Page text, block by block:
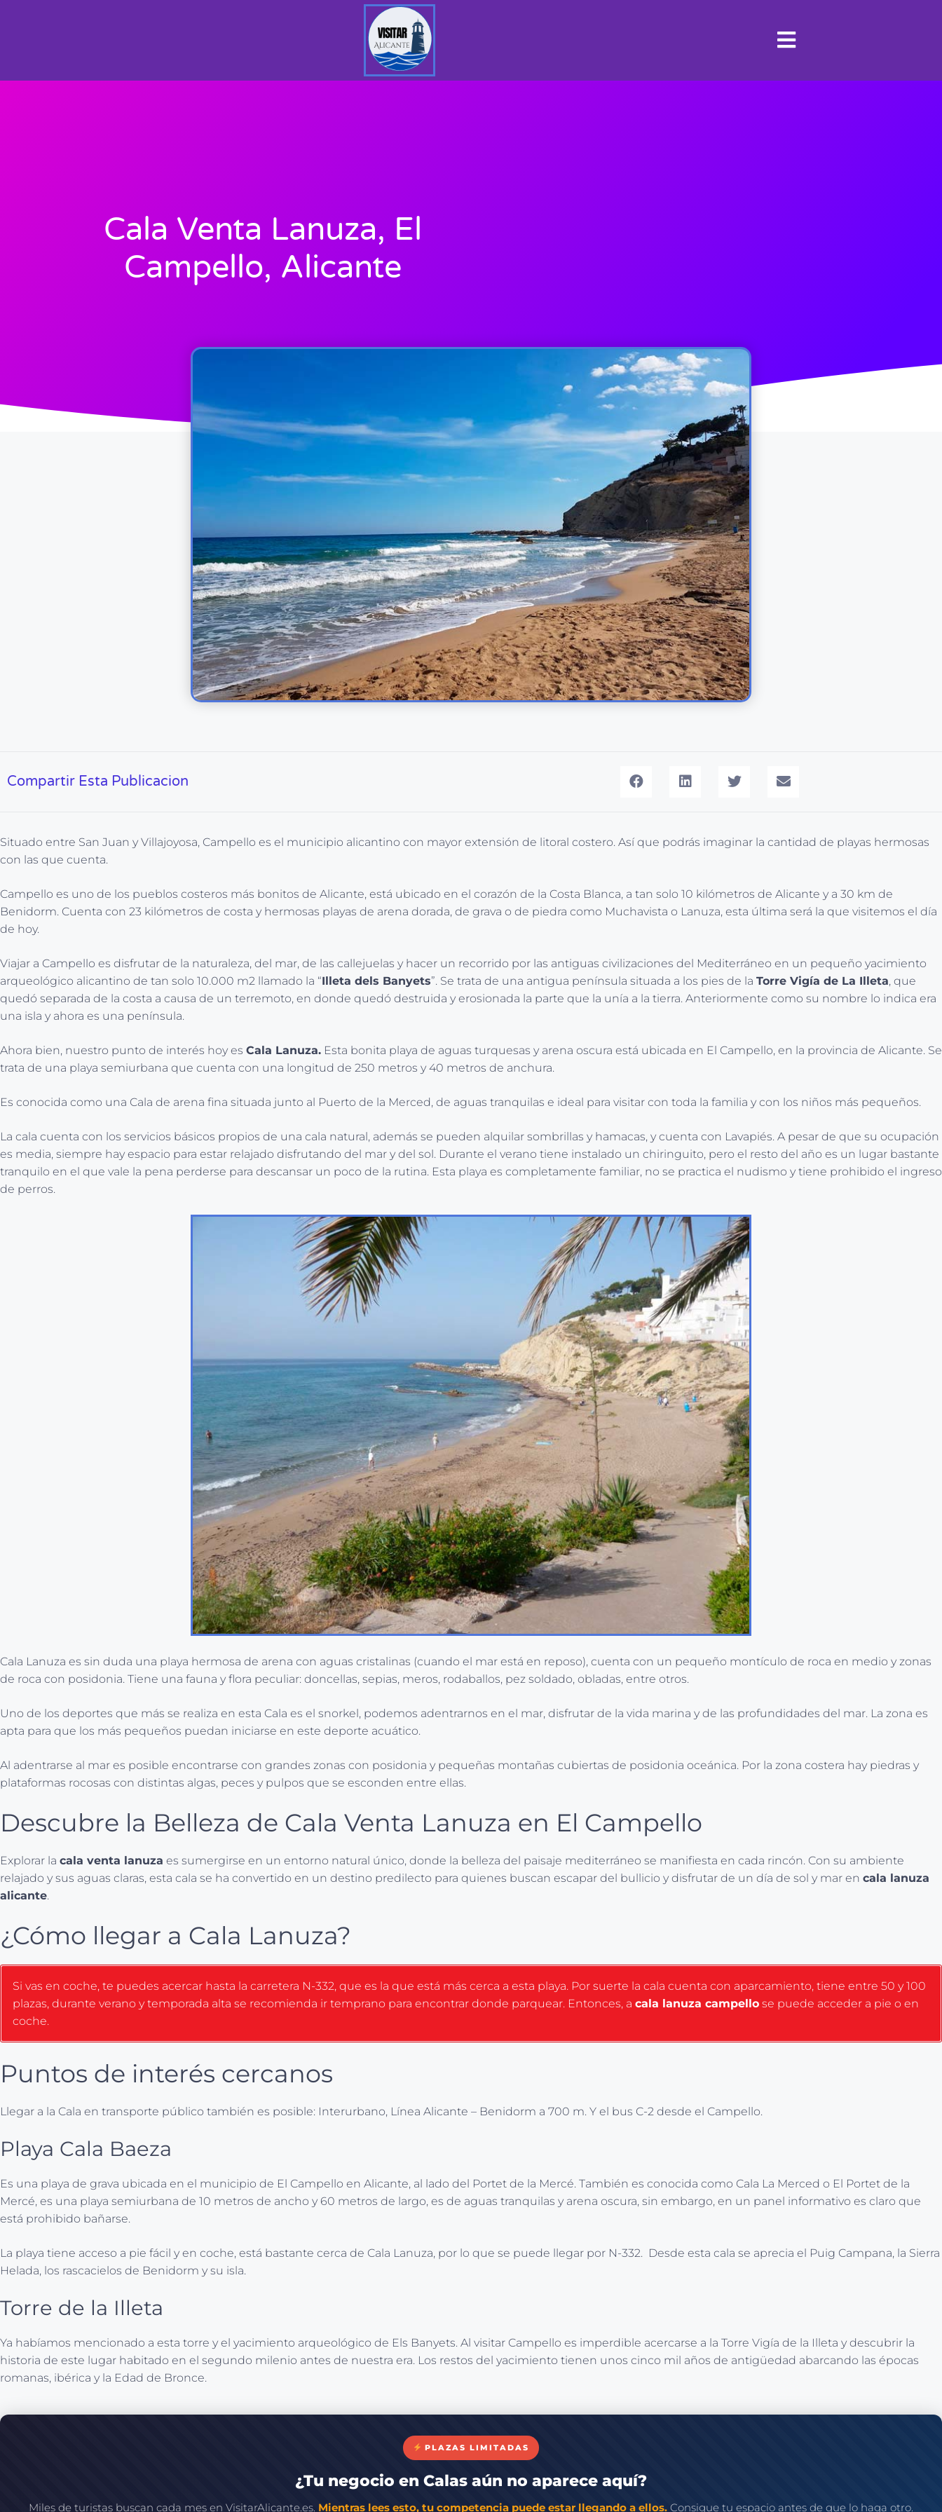
Cala Venta Lanuza, El
Campello, Alicante
Compartir Esta Publicacion
Situado entre San Juan y Villajoyosa, Campello es el municipio alicantino con mayor extensión de litoral costero. Así que podrás imaginar la cantidad de playas hermosas
con las que cuenta.
Campello es uno de los pueblos costeros más bonitos de Alicante, está ubicado en el corazón de la Costa Blanca, a tan solo 10 kilómetros de Alicante y a 30 km de
Benidorm. Cuenta con 23 kilómetros de costa y hermosas playas de arena dorada, de grava o de piedra como Muchavista o Lanuza, esta última será la que visitemos el día
de hoy.
Viajar a Campello es disfrutar de la naturaleza, del mar, de las callejuelas y hacer un recorrido por las antiguas civilizaciones del Mediterráneo en un pequeño yacimiento
arqueológico alicantino de tan solo 10.000 m2 llamado la “Illeta dels Banyets”. Se trata de una antigua península situada a los pies de la Torre Vigía de La Illeta, que
quedó separada de la costa a causa de un terremoto, en donde quedó destruida y erosionada la parte que la unía a la tierra. Anteriormente como su nombre lo indica era
una isla y ahora es una península.
Ahora bien, nuestro punto de interés hoy es Cala Lanuza. Esta bonita playa de aguas turquesas y arena oscura está ubicada en El Campello, en la provincia de Alicante. Se
trata de una playa semiurbana que cuenta con una longitud de 250 metros y 40 metros de anchura.
Es conocida como una Cala de arena fina situada junto al Puerto de la Merced, de aguas tranquilas e ideal para visitar con toda la familia y con los niños más pequeños.
La cala cuenta con los servicios básicos propios de una cala natural, además se pueden alquilar sombrillas y hamacas, y cuenta con Lavapiés. A pesar de que su ocupación
es media, siempre hay espacio para estar relajado disfrutando del mar y del sol. Durante el verano tiene instalado un chiringuito, pero el resto del año es un lugar bastante
tranquilo en el que vale la pena perderse para descansar un poco de la rutina. Esta playa es completamente familiar, no se practica el nudismo y tiene prohibido el ingreso
de perros.
Cala Lanuza es sin duda una playa hermosa de arena con aguas cristalinas (cuando el mar está en reposo), cuenta con un pequeño montículo de roca en medio y zonas
de roca con posidonia. Tiene una fauna y flora peculiar: doncellas, sepias, meros, rodaballos, pez soldado, obladas, entre otros.
Uno de los deportes que más se realiza en esta Cala es el snorkel, podemos adentrarnos en el mar, disfrutar de la vida marina y de las profundidades del mar. La zona es
apta para que los más pequeños puedan iniciarse en este deporte acuático.
Al adentrarse al mar es posible encontrarse con grandes zonas con posidonia y pequeñas montañas cubiertas de posidonia oceánica. Por la zona costera hay piedras y
plataformas rocosas con distintas algas, peces y pulpos que se esconden entre ellas.
Descubre la Belleza de Cala Venta Lanuza en El Campello
Explorar la cala venta lanuza es sumergirse en un entorno natural único, donde la belleza del paisaje mediterráneo se manifiesta en cada rincón. Con su ambiente
relajado y sus aguas claras, esta cala se ha convertido en un destino predilecto para quienes buscan escapar del bullicio y disfrutar de un día de sol y mar en cala lanuza
alicante.
¿Cómo llegar a Cala Lanuza?
Si vas en coche, te puedes acercar hasta la carretera N-332, que es la que está más cerca a esta playa. Por suerte la cala cuenta con aparcamiento, tiene entre 50 y 100
plazas, durante verano y temporada alta se recomienda ir temprano para encontrar donde parquear. Entonces, a cala lanuza campello se puede acceder a pie o en
coche.
Puntos de interés cercanos
Llegar a la Cala en transporte público también es posible: Interurbano, Línea Alicante – Benidorm a 700 m. Y el bus C-2 desde el Campello.
Playa Cala Baeza
Es una playa de grava ubicada en el municipio de El Campello en Alicante, al lado del Portet de la Mercé. También es conocida como Cala La Merced o El Portet de la
Mercé, es una playa semiurbana de 10 metros de ancho y 60 metros de largo, es de aguas tranquilas y arena oscura, sin embargo, en un panel informativo es claro que
está prohibido bañarse.
La playa tiene acceso a pie fácil y en coche, está bastante cerca de Cala Lanuza, por lo que se puede llegar por N-332. Desde esta cala se aprecia el Puig Campana, la Sierra
Helada, los rascacielos de Benidorm y su isla.
Torre de la Illeta
Ya habíamos mencionado a esta torre y el yacimiento arqueológico de Els Banyets. Al visitar Campello es imperdible acercarse a la Torre Vigía de la Illeta y descubrir la
historia de este lugar habitado en el segundo milenio antes de nuestra era. Los restos del yacimiento tienen unos cinco mil años de antigüedad abarcando las épocas
romanas, ibérica y la Edad de Bronce.
PLAZAS LIMITADAS
¿Tu negocio en Calas aún no aparece aquí?
Miles de turistas buscan cada mes en VisitarAlicante.es. Mientras lees esto, tu competencia puede estar llegando a ellos. Consigue tu espacio antes de que lo haga otro.